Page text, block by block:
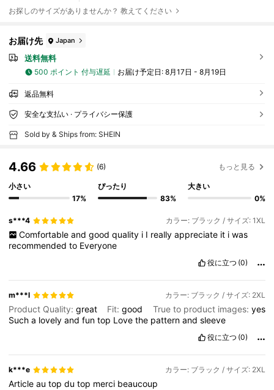
お探しのサイズがありませんか？ 教えてください
お届け先 Japan
送料無料
500 ポイント 付与遅延 お届け予定日: 8月17日 - 8月19日
返品無料
安全な支払い · プライバシー保護
Sold by & Ships from: SHEIN
4.66 (6) もっと見る
小さい
17%
ぴったり
83%
大きい
0%
s***4 カラー: ブラック / サイズ: 1XL
Comfortable and good quality i I really appreciate it i was
recommendedto Everyone
役に立つ (0)
m***l カラー: ブラック / サイズ: 2XL
Product Quality:great Fit:good True to product images: yes
Sucha lovelyandfuntop Lovethe patternandsleeve
役に立つ (0)
k***e カラー: ブラック / サイズ: 2XL
Articleautopdutop merci beaucoup